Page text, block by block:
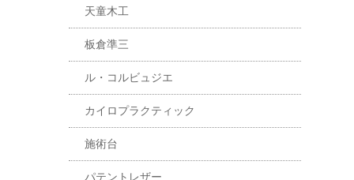
天童木工
板倉準三
ル・コルビュジエ
カイロプラクティック
施術台
パテントレザー